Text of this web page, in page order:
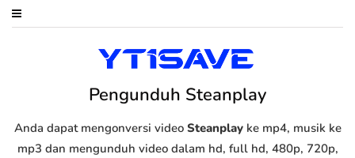
Pengunduh Steanplay
Anda dapat mengonversi video Steanplayke mp4, musik ke
mp3 dan mengunduh video dalam hd, full hd, 480p, 720p,